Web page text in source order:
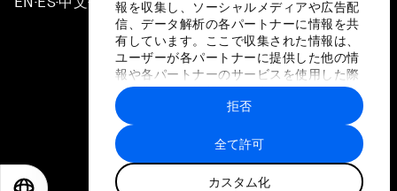
報を収集し、ソーシャルメディアや広告配
信、データ解析の各パートナーに情報を共
有しています。ここで収集された情報は、
ユーザーが各パートナーに提供した他の情
報や各パートナーのサービスを使用した際
に収集された情報と組み合わされ、各パー
トナーによって使用されることがありま
す。
全て許可
カスタム化
拒否
▪ ▪ ▪
プライバシーポリシーと利用規約
サイトマップ
©
世界経済フォーラム